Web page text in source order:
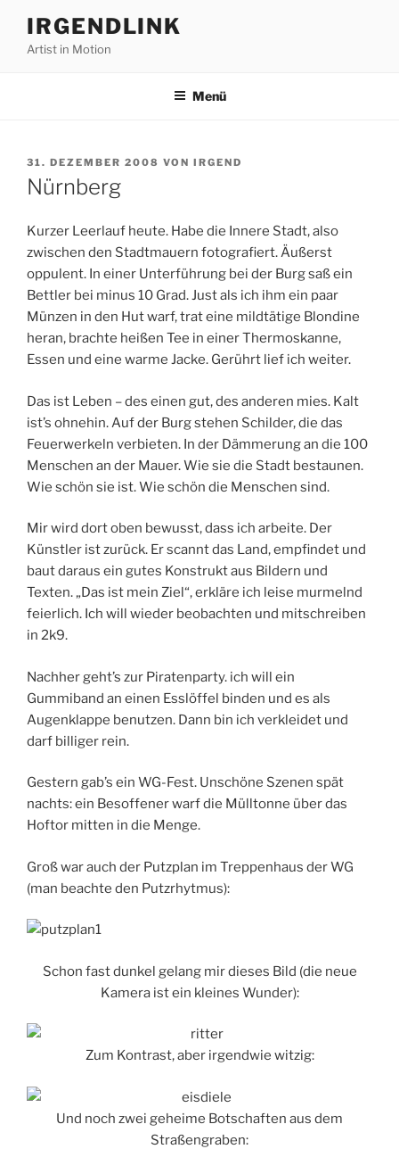
Inhalt
springen
IRGENDLINK
Artist in Motion
Menü
VERÖFFENTLICHT
AM
31. DEZEMBER 2008 VON IRGEND
Nürnberg
Kurzer Leerlauf heute. Habe die Innere Stadt, also
zwischen den Stadtmauern fotografiert. Äußerst
oppulent. In einer Unterführung bei der Burg saß ein
Bettler bei minus 10 Grad. Just als ich ihm ein paar
Münzen in den Hut warf, trat eine mildtätige Blondine
heran, brachte heißen Tee in einer Thermoskanne,
Essen und eine warme Jacke. Gerührt lief ich weiter.
Das ist Leben – des einen gut, des anderen mies. Kalt
ist’s ohnehin. Auf der Burg stehen Schilder, die das
Feuerwerkeln verbieten. In der Dämmerung an die 100
Menschen an der Mauer. Wie sie die Stadt bestaunen.
Wie schön sie ist. Wie schön die Menschen sind.
Mir wird dort oben bewusst, dass ich arbeite. Der
Künstler ist zurück. Er scannt das Land, empfindet und
baut daraus ein gutes Konstrukt aus Bildern und
Texten. „Das ist mein Ziel“, erkläre ich leise murmelnd
feierlich. Ich will wieder beobachten und mitschreiben
in 2k9.
Nachher geht’s zur Piratenparty. ich will ein
Gummiband an einen Esslöffel binden und es als
Augenklappe benutzen. Dann bin ich verkleidet und
darf billiger rein.
Gestern gab’s ein WG-Fest. Unschöne Szenen spät
nachts: ein Besoffener warf die Mülltonne über das
Hoftor mitten in die Menge.
Groß war auch der Putzplan im Treppenhaus der WG
(man beachte den Putzrhytmus):
Schon fast dunkel gelang mir dieses Bild (die neue
Kamera ist ein kleines Wunder):
Zum Kontrast, aber irgendwie witzig:
Und noch zwei geheime Botschaften aus dem
Straßengraben: